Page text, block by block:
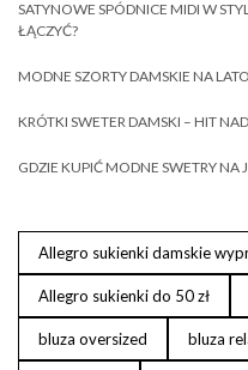
SATYNOWE SPÓDNICE MIDI W
ŁĄCZYĆ?
MODNE SZORTY DAMSKIE NA
KRÓTKI SWETER DAMSKI – HIT
GDZIE KUPIĆ MODNE SWETRY NA
Allegro sukienki damskie
Allegro sukienki do 50 zł
bluza oversized bluza